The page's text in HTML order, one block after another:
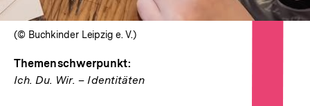
(© Buchkinder Leipzig e. V.)
Themenschwerpunkt:
Ich. Du. Wir. – Identitäten